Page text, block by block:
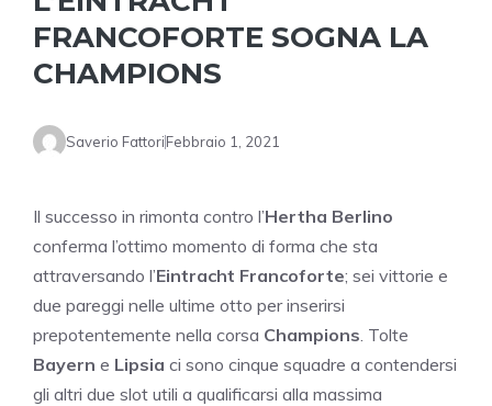
FRANCOFORTE SOGNA LA
CHAMPIONS
Saverio FattoriFebbraio 1, 2021
Il successo in rimonta contro l’Hertha Berlino
conferma l’ottimo momento di forma che sta
attraversando l’Eintracht Francoforte; sei vittorie e
due pareggi nelle ultime otto per inserirsi
prepotentemente nella corsa Champions. Tolte
Bayern e Lipsia ci sono cinque squadre a contendersi
gli altri due slot utili a qualificarsi alla massima